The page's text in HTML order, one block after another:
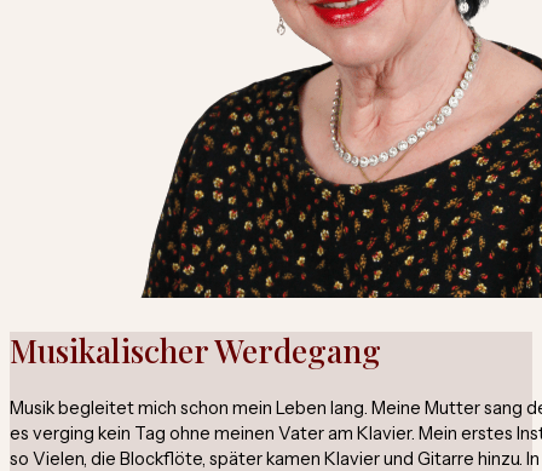
Musikalischer Werdegang
Musik begleitet mich schon mein Leben lang. Meine Mutter sang
es verging kein Tag ohne meinen Vater am Klavier. Mein erstes
so Vielen, die Blockflöte, später kamen Klavier und Gitarre hinzu.